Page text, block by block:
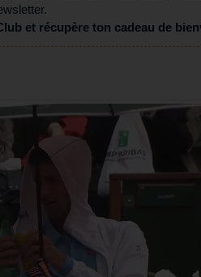
et récupère ton cadeau de